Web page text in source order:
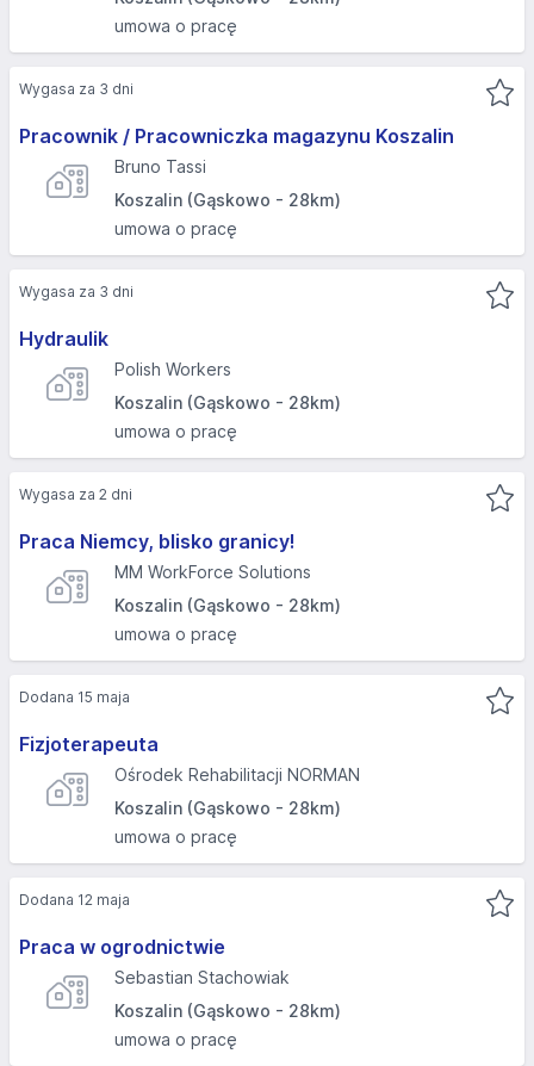
umowa o pracę
Pracownik / Pracowniczka magazynu Koszalin
Bruno Tassi
Koszalin (Gąskowo - 28km)
umowa o pracę
Wygasa za 3 dni
Hydraulik
Polish Workers
Koszalin (Gąskowo - 28km)
umowa o pracę
Wygasa za 3 dni
Praca Niemcy, blisko granicy!
MM WorkForce Solutions
Koszalin (Gąskowo - 28km)
umowa o pracę
Wygasa za 2 dni
Fizjoterapeuta
Ośrodek Rehabilitacji NORMAN
Koszalin (Gąskowo - 28km)
umowa o pracę
Dodana 15 maja
Praca w ogrodnictwie
Sebastian Stachowiak
Koszalin (Gąskowo - 28km)
umowa o pracę
Dodana 12 maja